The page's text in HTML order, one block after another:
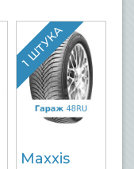
1 ШТУКА
Maxxis